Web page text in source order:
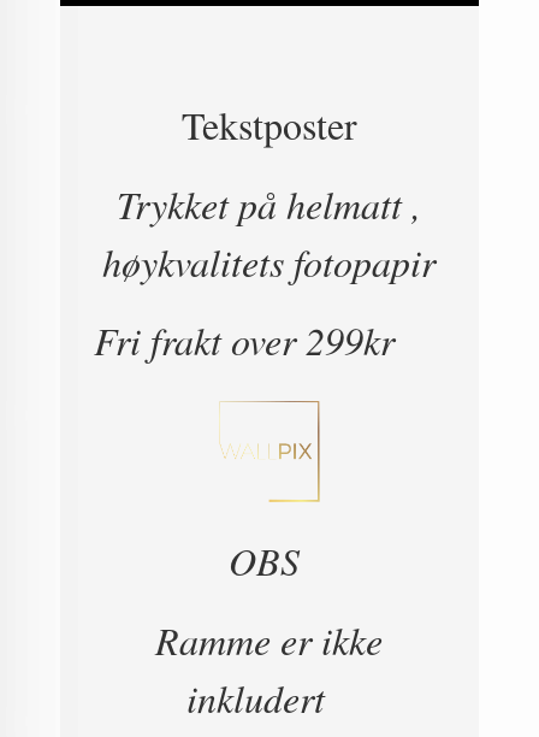
Tekstposter
Trykket på helmatt ,
høykvalitets fotopapir
Fri frakt over 299kr
OBS
Ramme er ikke
inkludert